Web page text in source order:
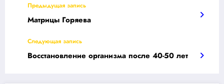
Предыдущая запись
Матрицы Горяева
Следующая запись
Восстановление организма после 40-50 лет